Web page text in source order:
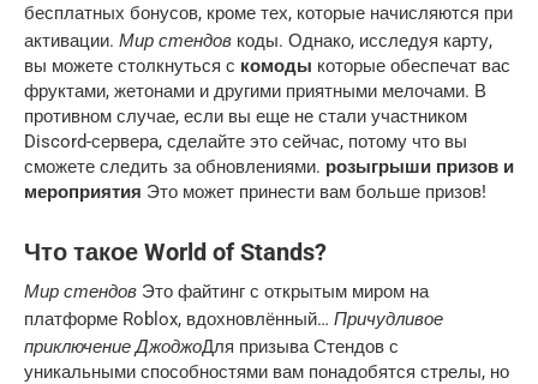
бесплатных бонусов, кроме тех, которые начисляются при
активации. Мир стендов коды. Однако, исследуя карту,
вы можете столкнуться с комоды которые обеспечат вас
фруктами, жетонами и другими приятными мелочами. В
противном случае, если вы еще не стали участником
Discord-сервера, сделайте это сейчас, потому что вы
сможете следить за обновлениями. розыгрыши призов и
мероприятия Это может принести вам больше призов!
Что такое World of Stands?
Мир стендов Это файтинг с открытым миром на
платформе Roblox, вдохновлённый… Причудливое
приключение ДжоджоДля призыва Стендов с
уникальными способностями вам понадобятся стрелы, но